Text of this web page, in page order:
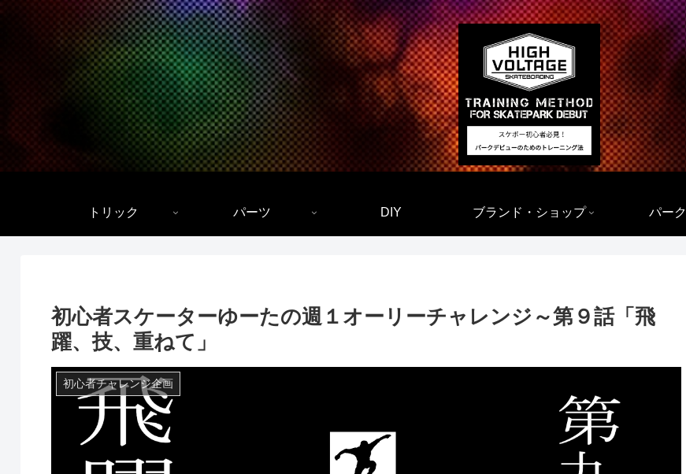
トリック パーツ DIY ブランド・ショップ パーク
初心者スケーターゆーたの週１オーリーチャレンジ～第９話「飛
躍、技、重ねて」
初心者チャレンジ企画